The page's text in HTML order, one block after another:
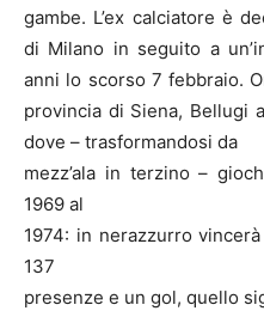
gambe. L’ex calciatore è
di Milano in seguito a
anni lo scorso 7 febbraio.
provincia di Siena, Bellugi
dove – trasformandosi da
mezz’ala in terzino –
1969 al
1974: in nerazzurro
137
presenze e un gol, quello